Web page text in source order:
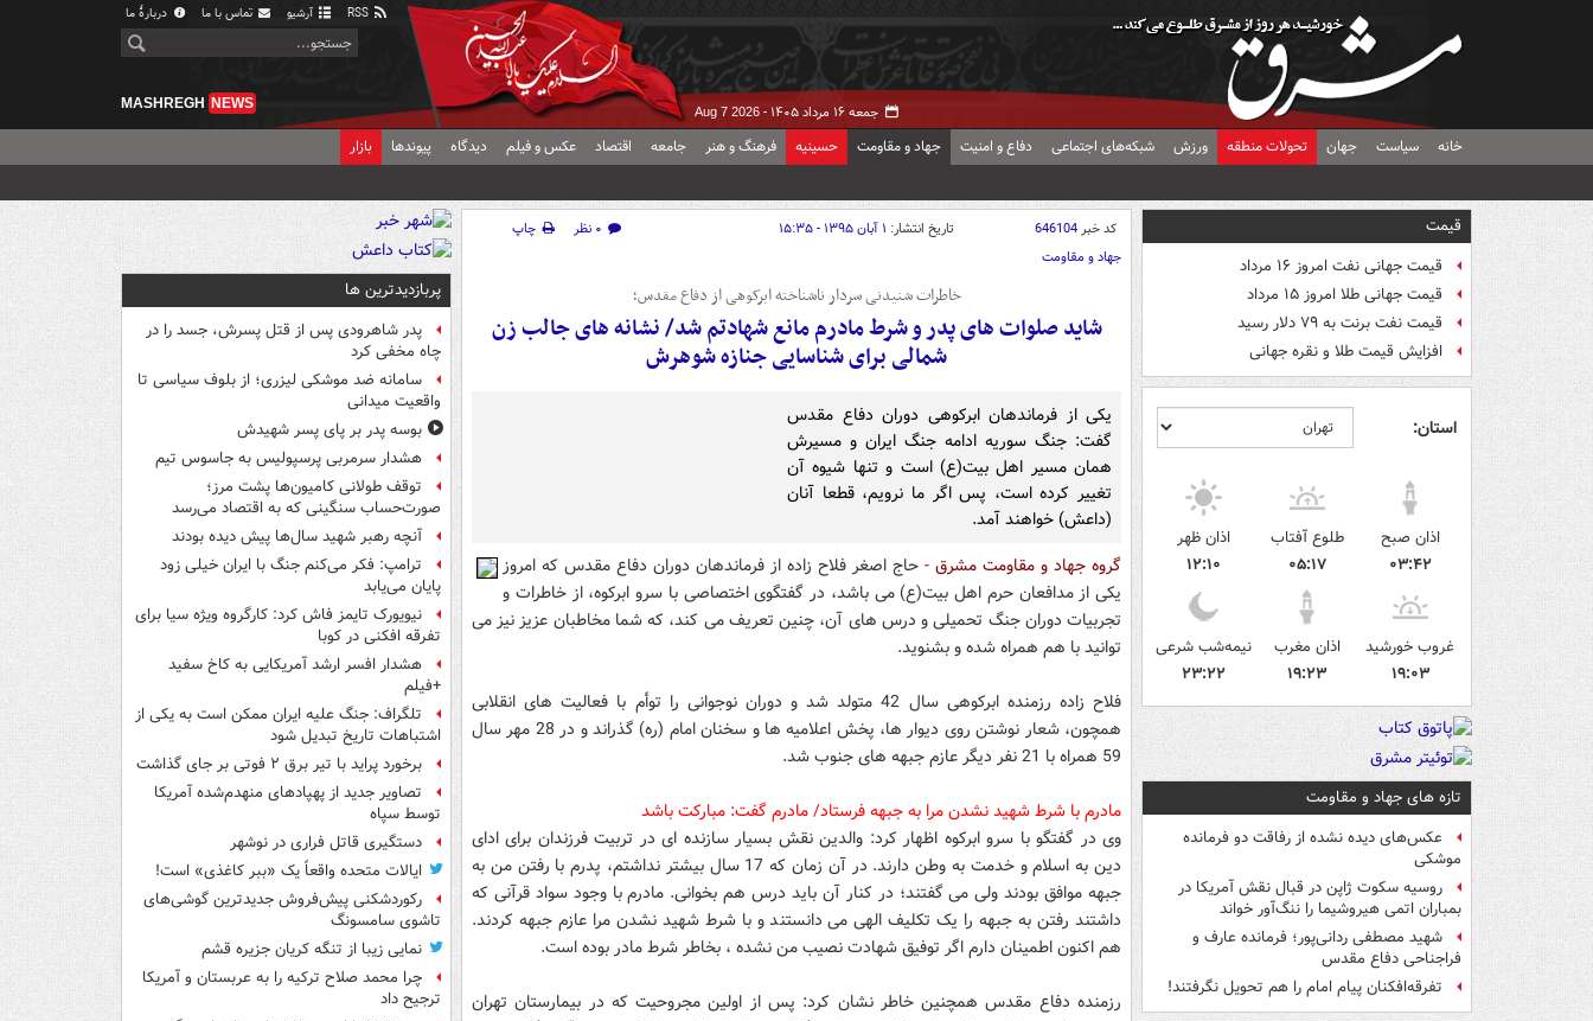
آرشیو تماس با ما دربارهٔ ما
جمعه ۱۶ مرداد ۱۴۰۵ - Aug 7 2026
MASHREGH NEWS
خانه سیاست جهان تحولات منطقه ورزش شبکه‌های اجتماعی دفاع و امنیت جهاد و مقاومت حسینیه فرهنگ و هنر جامعه اقتصاد عکس و فیلم دیدگاه پیوندها بازار
قیمت
قیمت جهانی نفت امروز ۱۶ مرداد
قیمت جهانی طلا امروز ۱۵ مرداد
قیمت نفت برنت به ۷۹ دلار رسید
افزایش قیمت طلا و نقره جهانی
استان:
اذان صبح
۰۳:۴۲
طلوع آفتاب
۰۵:۱۷
اذان ظهر
۱۲:۱۰
غروب خورشید
۱۹:۰۳
اذان مغرب
۱۹:۲۳
نیمه‌شب شرعی
۲۳:۲۲
تازه های جهاد و مقاومت
عکس‌های دیده نشده از رفاقت دو فرمانده‌
موشکی
روسیه سکوت ژاپن در قبال نقش آمریکا در
بمباران اتمی هیروشیما را ننگ‌آور خواند
شهید مصطفی ردانی‌پور؛ فرمانده عارف و
فراجناحی دفاع مقدس
تفرقه‌افکنان پیام امام را هم تحویل نگرفتند!
کد خبر646104 تاریخ انتشار: ۱ آبان ۱۳۹۵ - ۱۵:۳۵ ۰ نظر
چاپ
جهاد و مقاومت
خاطرات شنیدنی سردار ناشناخته ابرکوهی از دفاع مقدس؛
شاید صلوات های پدر و شرط مادرم مانع شهادتم شد/ نشانه های جالب زن
شمالی برای شناسایی جنازه شوهرش
یکی از فرماندهان ابرکوهی دوران دفاع مقدس
گفت: جنگ سوریه ادامه جنگ ایران و مسیرش
همان مسیر اهل بیت(ع) است و تنها شیوه آن
تغییر کرده است، پس اگر ما نرویم، قطعا آنان
(داعش) خواهند آمد.
گروه جهاد و مقاومت مشرق - حاج اصغر فلاح زاده از فرماندهان دوران دفاع مقدس که امروز
یکی از مدافعان حرم اهل بیت(ع) می باشد، در گفتگوی اختصاصی با سرو ابرکوه، از خاطرات و
تجربیات دوران جنگ تحمیلی و درس های آن، چنین تعریف می کند، که شما مخاطبان عزیز نیز می
توانید با هم همراه شده و بشنوید.
فلاح زاده رزمنده ابرکوهی سال 42 متولد شد و دوران نوجوانی را توأم با فعالیت های انقلابی
همچون، شعار نوشتن روی دیوار ها، پخش اعلامیه ها و سخنان امام (ره) گذراند و در 28 مهر سال
59 همراه با 21 نفر دیگر عازم جبهه های جنوب شد.
مادرم با شرط شهید نشدن مرا به جبهه فرستاد/ مادرم گفت: مبارکت باشد
وی در گفتگو با سرو ابرکوه اظهار کرد: والدین نقش بسیار سازنده ای در تربیت فرزندان برای ادای
دین به اسلام و خدمت به وطن دارند. در آن زمان که 17 سال بیشتر نداشتم، پدرم با رفتن من به
جبهه موافق بودند ولی می گفتند؛ در کنار آن باید درس هم بخوانی. مادرم با وجود سواد قرآنی که
داشتند رفتن به جبهه را یک تکلیف الهی می دانستند و با شرط شهید نشدن مرا عازم جبهه کردند.
هم اکنون اطمینان دارم اگر توفیق شهادت نصیب من نشده ، بخاطر شرط مادر بوده است.
رزمنده دفاع مقدس همچنین خاطر نشان کرد: پس از اولین مجروحیت که در بیمارستان تهران
پربازدیدترین ها
پدر شاهرودی پس از قتل پسرش، جسد را در
چاه مخفی کرد
سامانه ضد موشکی لیزری؛ از بلوف سیاسی تا
واقعیت میدانی
بوسه‌ پدر بر پای پسر شهیدش
هشدار سرمربی پرسپولیس به جاسوس تیم
توقف طولانی کامیون‌ها پشت مرز؛
صورت‌حساب سنگینی که به اقتصاد می‌رسد
آنچه رهبر شهید سال‌ها پیش دیده بودند
ترامپ: فکر می‌کنم جنگ با ایران خیلی زود
پایان می‌یابد
نیویورک تایمز فاش کرد: کارگروه ویژه سیا برای
تفرقه افکنی در کوبا
هشدار افسر ارشد آمریکایی به کاخ سفید
+فیلم
تلگراف: جنگ علیه ایران ممکن است به یکی از
اشتباهات تاریخ تبدیل شود
برخورد پراید با تیر برق ۲ فوتی بر جای گذاشت
تصاویر جدید از پهپادهای منهدم‌شده آمریکا
توسط سپاه
دستگیری قاتل فراری در نوشهر
ایالات متحده واقعاً یک «ببر کاغذی» است!
رکوردشکنی پیش‌فروش جدیدترین گوشی‌های
تاشوی سامسونگ
نمایی زیبا از تنگه کریان جزیره قشم
چرا محمد صلاح ترکیه را به عربستان و آمریکا
ترجیح داد